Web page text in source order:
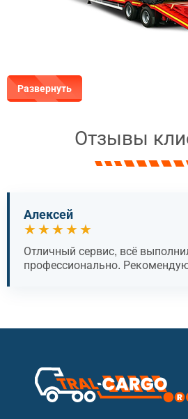
Развернуть
Отзывы
Алексей
★★★★★
Отличный сервис, всё
профессионально.